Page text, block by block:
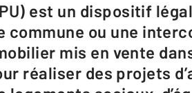
ou une
mis en vente
réaliser des projets